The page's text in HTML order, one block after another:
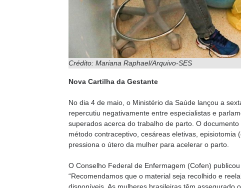
Crédito: Mariana Raphael/Arquivo-SES
Nova Cartilha da Gestante
No dia 4 de maio, o Ministério da Saúde lançou a
repercutiu negativamente entre especialistas e
superados acerca do trabalho de parto. O
método contraceptivo, cesáreas eletivas,
pressiona o útero da mulher para acelerar o parto.
O Conselho Federal de Enfermagem (Cofen)
“Recomendamos que o material seja recolhido e